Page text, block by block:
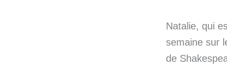
Natalie, qui
semaine sur
de